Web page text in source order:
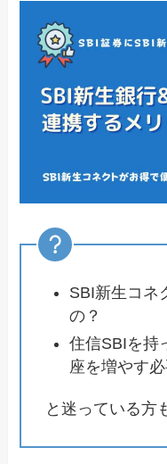
SBI新生コネ
の？
住信SBIを持
座を増やす
と迷っている方